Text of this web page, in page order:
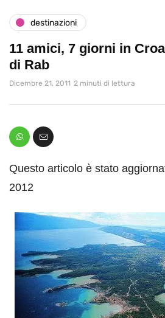
destinazioni
11 amici, 7 giorni in
di Rab
Dicembre 21, 2011 2 minuti di lettura
Questo articolo è stato
2012